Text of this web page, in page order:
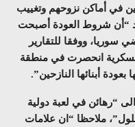
في أماكن نزوحهم وتغييب
“أن شروط العودة أصبحت
سوريا، ووفقا للتقارير
انحصرت في منطقة
أبنائها النازحين”.
“رهائن في لعبة دولية
ملاحظا “ان علامات